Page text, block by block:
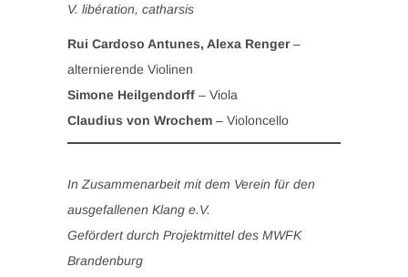
V. libération, catharsis
Rui Cardoso Antunes, Alexa Renger–
alternierende Violinen
Simone Heilgendorff – Viola
Claudius von Wrochem – Violoncello
In Zusammenarbeit mit dem Verein für den
ausgefallenen Klang e.V.
Gefördert durch Projektmittel des MWFK
Brandenburg